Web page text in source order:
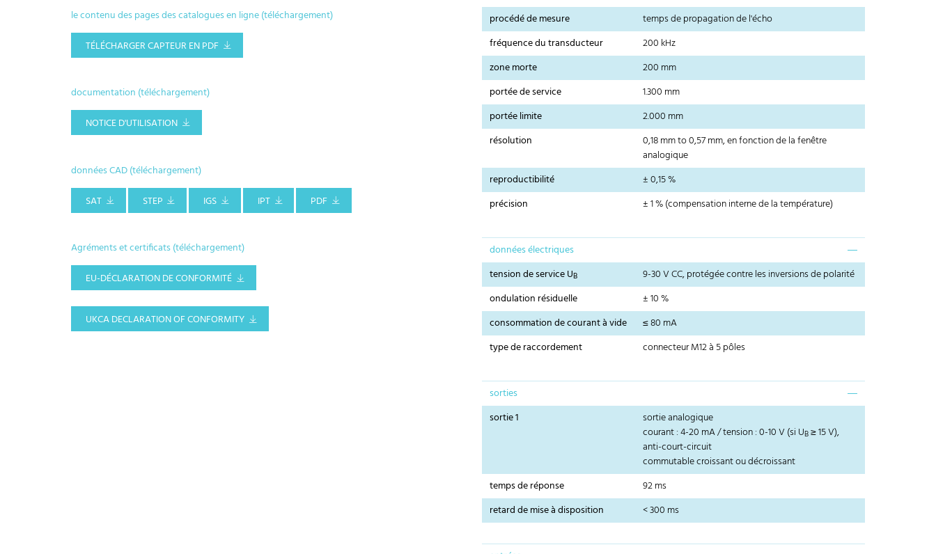
le contenu des pages des catalogues en ligne (téléchargement)
TÉLÉCHARGER CAPTEUR EN PDF
documentation (téléchargement)
NOTICE D'UTILISATION
données CAD (téléchargement)
SAT
STEP IGS IPT PDF
Agréments et certificats (téléchargement)
EU-DÉCLARATION DE CONFORMITÉ
UKCA DECLARATION OF CONFORMITY
procédé de mesure
temps de propagation de l'écho
fréquence du transducteur
200 kHz
zone morte
200 mm
portée de service
1.300 mm
portée limite
2.000 mm
résolution
0,18 mm to 0,57 mm, en fonction de la fenêtre
analogique
reproductibilité
± 0,15 %
précision
± 1 % (compensation interne de la température)
données électriques
tension de service UB
9-30 V CC, protégée contre les inversions de polarité
ondulation résiduelle
± 10 %
consommation de courant à vide
≤ 80 mA
type de raccordement
connecteur M12 à 5 pôles
sorties
sortie 1
sortie analogique
courant : 4-20 mA / tension : 0-10 V (si UB≥ 15 V),
anti-court-circuit
commutable croissant ou décroissant
temps de réponse
92 ms
retard de mise à disposition
< 300 ms